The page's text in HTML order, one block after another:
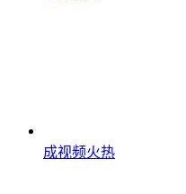
成视频火热